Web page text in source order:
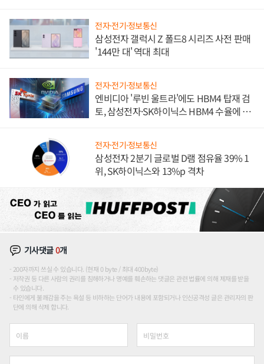
전자·전기·정보통신
삼성전자 갤럭시 Z 폴드8 시리즈 사전 판매
'144만 대' 역대 최대
전자·전기·정보통신
엔비디아 '루빈 울트라'에도 HBM4 탑재 검
토, 삼성전자·SK하이닉스 HBM4 수율에 주
전자·전기·정보통신
삼성전자 2분기 글로벌 D램 점유율 39% 1
위, SK하이닉스와 13%p 격차
기사댓글0개
200자까지 쓰실 수 있습니다. (현재 0 byte / 최대 400byte)
저작권 등 다른 사람의 권리를 침해하거나 명예를 훼손하는 댓글은 관련 법률에 의해 제재를 받을
수 있습니다.
타인에게 불쾌감을 주는 욕설 등 비하하는 단어가 내용에 포함되거나 인신공격성 글은 관리자의 판
단에 의해 삭제 합니다.